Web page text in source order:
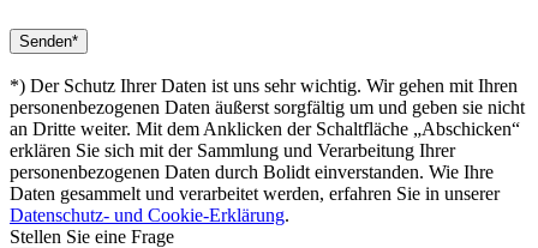
*) Der Schutz Ihrer Daten ist uns sehr wichtig. Wir gehen mit Ihren
personenbezogenen Daten äußerst sorgfältig um und geben sie nicht
an Dritte weiter. Mit dem Anklicken der Schaltfläche „Abschicken“
erklären Sie sich mit der Sammlung und Verarbeitung Ihrer
personenbezogenen Daten durch Bolidt einverstanden. Wie Ihre
Daten gesammelt und verarbeitet werden, erfahren Sie in unserer
Datenschutz- und Cookie-Erklärung.
Stellen Sie eine Frage